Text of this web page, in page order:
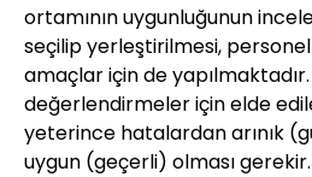
ortamının uygunluğunun
seçilip yerleştirilmesi,
amaçlar için de yapılmaktadır.
değerlendirmeler için elde
yeterince hatalardan arınık
uygun (geçerli) olması gerekir.